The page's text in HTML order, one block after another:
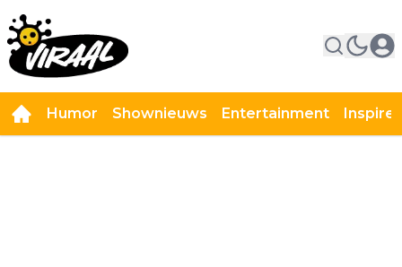
Humor Shownieuws Entertainment